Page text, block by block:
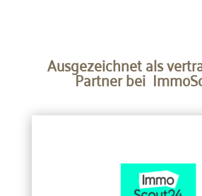
Ausgezeichnet als
Partner bei